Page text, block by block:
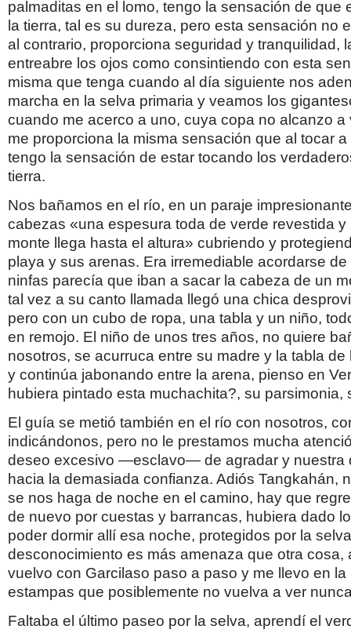
palmaditas en el lomo, tengo la sensación de que
la tierra, tal es su dureza, pero esta sensación no
al contrario, proporciona seguridad y tranquilidad,
entreabre los ojos como consintiendo con esta
misma que tenga cuando al día siguiente nos
marcha en la selva primaria y veamos los
cuando me acerco a uno, cuya copa no alcanzo a
me proporciona la misma sensación que al tocar a
tengo la sensación de estar tocando los
tierra.
Nos bañamos en el río, en un paraje
cabezas «una espesura toda de verde revestida y
monte llega hasta el altura» cubriendo y
playa y sus arenas. Era irremediable acordarse
ninfas parecía que iban a sacar la cabeza de un
tal vez a su canto llamada llegó una chica
pero con un cubo de ropa, una tabla y un niño,
en remojo. El niño de unos tres años, no quiere
nosotros, se acurruca entre su madre y la tabla de
y continúa jabonando entre la arena, pienso en
hubiera pintado esta muchachita?, su parsimonia,
El guía se metió también en el río con nosotros,
indicándonos, pero no le prestamos mucha
deseo excesivo —esclavo— de agradar y nuestra
hacia la demasiada confianza. Adiós Tangkahán,
se nos haga de noche en el camino, hay que
de nuevo por cuestas y barrancas, hubiera dado
poder dormir allí esa noche, protegidos por la
desconocimiento es más amenaza que otra cosa,
vuelvo con Garcilaso paso a paso y me llevo en
estampas que posiblemente no vuelva a ver
Faltaba el último paseo por la selva, aprendí el